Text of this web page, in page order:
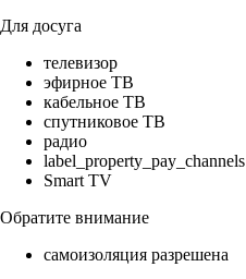
Для досуга
телевизор
эфирное ТВ
кабельное ТВ
спутниковое ТВ
радио
label_property_pay_channels
Smart TV
Обратите внимание
самоизоляция разрешена